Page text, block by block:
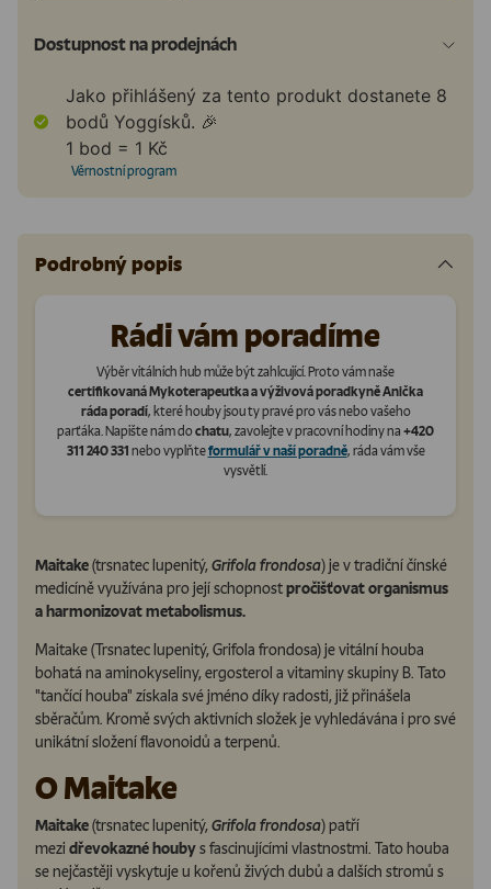
Dostupnost na prodejnách
Jako přihlášený za tento produkt dostanete 8
bodů Yoggísků. 🎉
1 bod = 1 Kč
Věrnostní program
Podrobný popis
Rádi vám poradíme
Výběr vitálních hub může být zahlcující. Proto vám naše
certifikovaná Mykoterapeutka a výživová poradkyně Anička
ráda poradí, které houby jsou ty pravé pro vás nebo vašeho
parťáka. Napište nám dochatu, zavolejte v pracovní hodiny na +420
311 240 331 nebo vyplňteformulář v naší poradně, ráda vám vše
vysvětlí.
Maitake(trsnatec lupenitý,Grifola frondosa) je v tradiční čínské
medicíně využívána pro její schopnostpročišťovat organismus
a harmonizovat metabolismus.
Maitake (Trsnatec lupenitý, Grifola frondosa) je vitální houba
bohatá na aminokyseliny, ergosterol a vitaminy skupiny B. Tato
"tančící houba" získala své jméno díky radosti, již přinášela
sběračům. Kromě svých aktivních složek je vyhledávána i pro své
unikátní složení flavonoidů a terpenů.
O Maitake
Maitake(trsnatec lupenitý,Grifola frondosa) patří
mezi dřevokazné houbys fascinujícími vlastnostmi. Tato houba
se nejčastěji vyskytuje u kořenů živých dubů a dalších stromů s